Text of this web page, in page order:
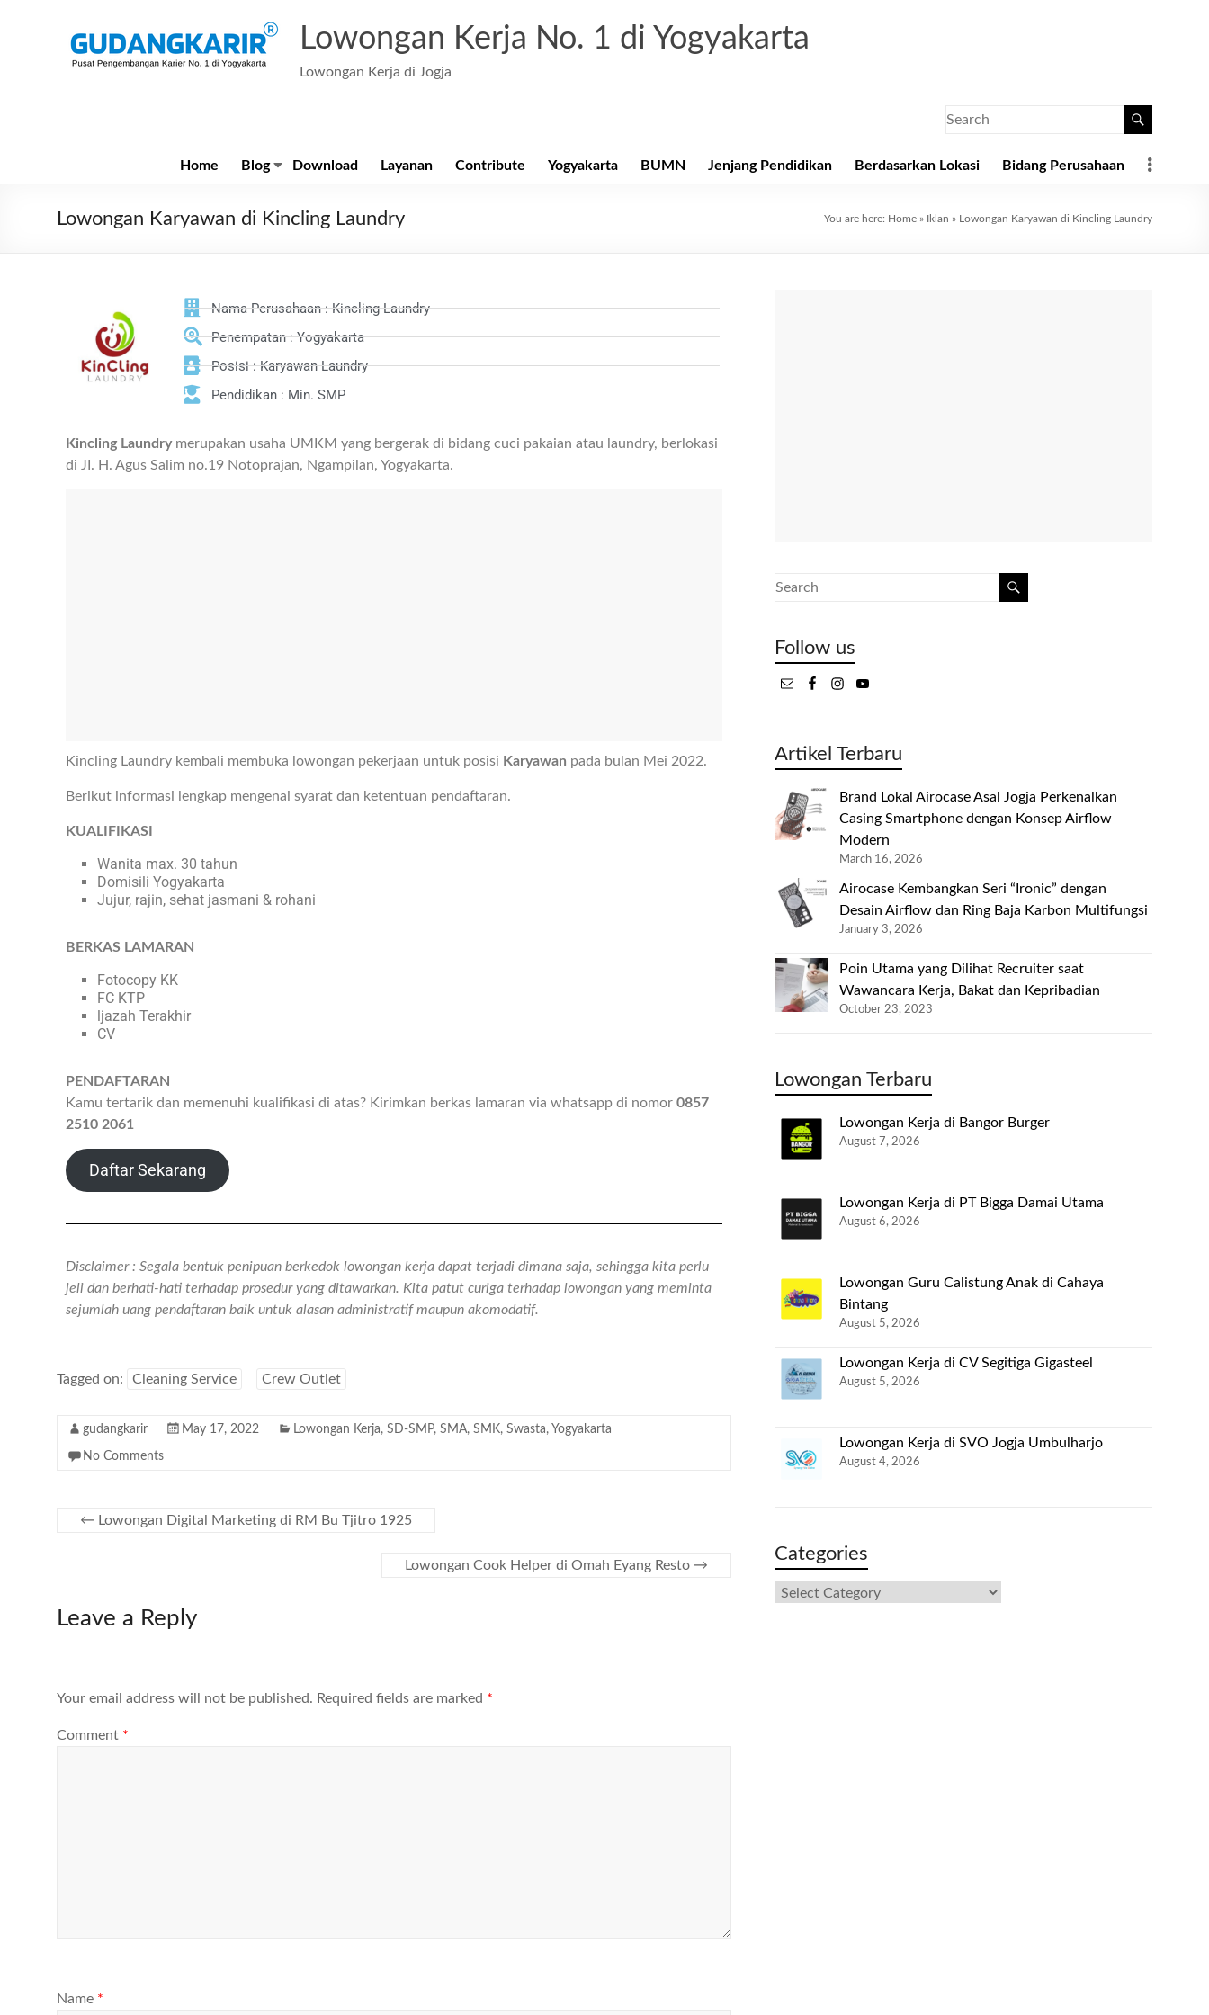
Lowongan Kerja No. 1 di Yogyakarta
Lowongan Kerja di Jogja
Home Blog Download Layanan Contribute Yogyakarta BUMN Jenjang Pendidikan Berdasarkan Lokasi Bidang Perusahaan
Lowongan Karyawan di Kincling Laundry You are here: Home » Iklan » Lowongan Karyawan di Kincling Laundry
Nama Perusahaan : Kincling Laundry
Penempatan : Yogyakarta
Posisi : Karyawan Laundry
Pendidikan : Min. SMP
Kincling Laundrymerupakan usaha UMKM yang bergerak di bidang cuci pakaian atau laundry, berlokasi
di JI. H. Agus Salim no.19 Notoprajan, Ngampilan, Yogyakarta.
Kincling Laundry kembali membuka lowongan pekerjaan untuk posisi Karyawan pada bulan Mei 2022.
Berikut informasi lengkap mengenai syarat dan ketentuan pendaftaran.
KUALIFIKASI
Wanita max. 30 tahun
Domisili Yogyakarta
Jujur, rajin, sehat jasmani & rohani
BERKAS LAMARAN
Fotocopy KK
FC KTP
ljazah Terakhir
CV
PENDAFTARAN
Kamu tertarik dan memenuhi kualifikasi di atas? Kirimkan berkas lamaran via whatsapp di nomor 0857
2510 2061
Daftar Sekarang
Disclaimer : Segala bentuk penipuan berkedok lowongan kerja dapat terjadi dimana saja, sehingga kita perlu
jeli dan berhati-hati terhadap prosedur yang ditawarkan. Kita patut curiga terhadap lowongan yang meminta
sejumlah uang pendaftaran baik untuk alasan administratif maupun akomodatif.
Tagged on: Cleaning Service Crew Outlet
gudangkarir May 17, 2022 Lowongan Kerja, SD-SMP, SMA, SMK, Swasta, Yogyakarta
No Comments
← Lowongan Digital Marketing di RM Bu Tjitro 1925
Lowongan Cook Helper di Omah Eyang Resto →
Leave a Reply
Your email address will not be published. Required fields are marked *
Comment *
Name *
Follow us
Artikel Terbaru
Brand Lokal Airocase Asal Jogja Perkenalkan
Casing Smartphone dengan Konsep Airflow
Modern
March 16, 2026
Airocase Kembangkan Seri “Ironic” dengan
Desain Airflow dan Ring Baja Karbon Multifungsi
January 3, 2026
Poin Utama yang Dilihat Recruiter saat
Wawancara Kerja, Bakat dan Kepribadian
October 23, 2023
Lowongan Terbaru
Lowongan Kerja di Bangor Burger
August 7, 2026
Lowongan Kerja di PT Bigga Damai Utama
August 6, 2026
Lowongan Guru Calistung Anak di Cahaya
Bintang
August 5, 2026
Lowongan Kerja di CV Segitiga Gigasteel
August 5, 2026
Lowongan Kerja di SVO Jogja Umbulharjo
August 4, 2026
Categories